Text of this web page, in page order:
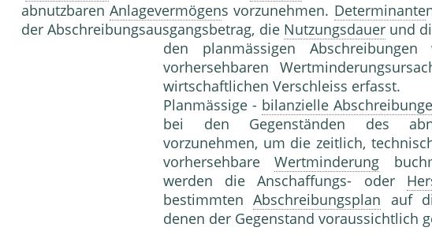
abnutzbarenAnlagevermögens vorzunehmen. Determinante
der Abschreibungsausgangsbetrag, die Nutzungsdauerund
den planmässigen
vorhersehbaren
wirtschaftlichen Verschleiss erfasst.
Planmässige - bilanzielle
bei den Gegenständen des
vorzunehmen, um die zeitlich,
vorhersehbareWertminderung
werden die Anschaffungs- oder
bestimmtenAbschreibungsplan auf
denen der Gegenstand